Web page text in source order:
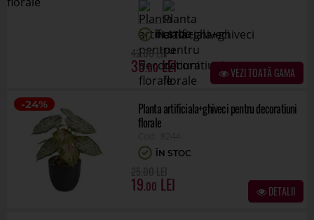
ÎN STOC
42.00
35.00 VEZI TOATĂ GAMA
-24%
Planta artificiala+ghiveci pentru decoratiuni
florale
8244
ÎN STOC
19.00 DETALII